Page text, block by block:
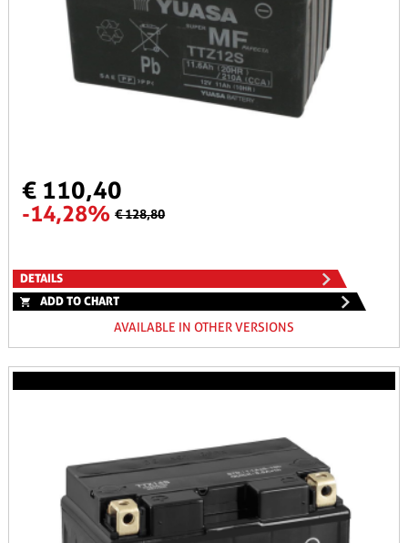
€ 110,40
-14,28% € 128,80
DETAILS
ADD TO CHART
AVAILABLE IN OTHER VERSIONS